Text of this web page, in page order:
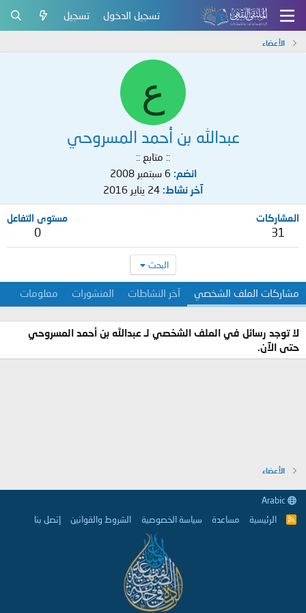
تسجيل الدخول تسجيل
الأعضاء
ع
عبدالله بن أحمد المسروحي
:: متابع ::
انضم 6 سبتمبر 2008
آخر نشاط 24 يناير 2016
المشاركات
31
مستوى التفاعل
0
البحث
مشاركات الملف الشخصي آخر النشاطات المنشورات معلومات
لا توجد رسائل في الملف الشخصي لـ عبدالله بن أحمد المسروحي
حتى الآن.
الأعضاء
R
الرئيسية مساعدة سياسة الخصوصية الشروط والقوانين إتصل بنا